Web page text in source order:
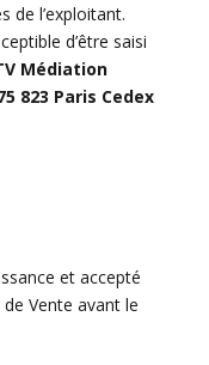
de l’exploitant.
d’être saisi
Médiation
823 Paris Cedex
et accepté
Vente avant le